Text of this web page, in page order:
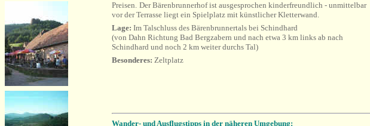
Preisen. Der Bärenbrunnerhof ist ausgesprochen kinderfreundlich - unmittelbar
vor der Terrasse liegt ein Spielplatz mit künstlicher Kletterwand.
Lage: Im Talschluss des Bärenbrunnertals bei Schindhard
(von Dahn Richtung Bad Bergzabern und nach etwa 3 km links ab nach
Schindhard und noch 2 km weiter durchs Tal)
Besonderes: Zeltplatz
Wander- und Ausflugstipps in der näheren Umgebung: